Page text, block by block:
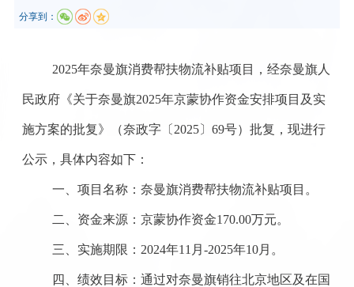
分享到：
2025年奈曼旗消费帮扶物流补贴项目，经奈曼旗人
民政府《关于奈曼旗2025年京蒙协作资金安排项目及实
施方案的批复》（奈政字〔2025〕69号）批复，现进行
公示，具体内容如下：
一、项目名称：奈曼旗消费帮扶物流补贴项目。
二、资金来源：京蒙协作资金170.00万元。
三、实施期限： 2024年11月-2025年10月。
四、绩效目标：通过对奈曼旗销往北京地区及在国